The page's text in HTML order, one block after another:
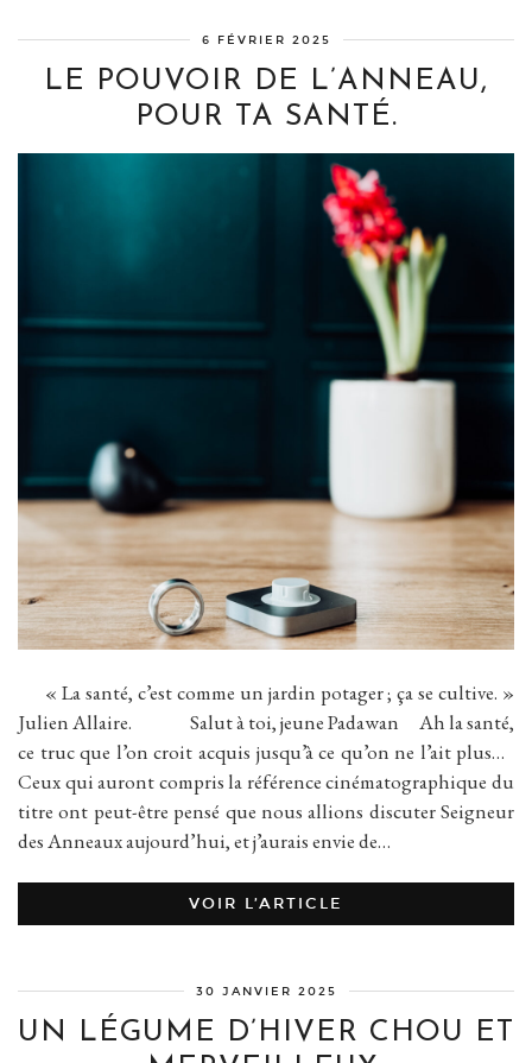
6 FÉVRIER 2025
LE POUVOIR DE L’ANNEAU,
POUR TA SANTÉ.
« La santé, c’est comme un jardin potager ; ça se cultive. »
Julien Allaire. Salut à toi, jeune Padawan Ah la santé,
ce truc que l’on croit acquis jusqu’à ce qu’on ne l’ait plus…
Ceux qui auront compris la référence cinématographique du
titre ont peut-être pensé que nous allions discuter Seigneur
des Anneaux aujourd’hui, et j’aurais envie de…
VOIR L’ARTICLE
30 JANVIER 2025
UN LÉGUME D’HIVER CHOU ET